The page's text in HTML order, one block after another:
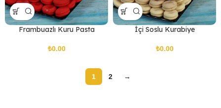
Frambuazlı Kuru Pasta
₺
İçi Soslu Kurabiye
₺
1 2 →